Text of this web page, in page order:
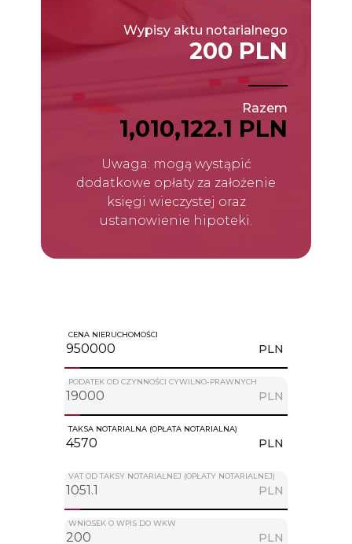
Wypisy aktu notarialnego
200 PLN
Razem
1,010,122.1 PLN
Uwaga: mogą wystąpić
dodatkowe opłaty za założenie
księgi wieczystej oraz
ustanowienie hipoteki.
CENA NIERUCHOMOŚCI
PLN
PODATEK OD CZYNNOŚCI CYWILNO-PRAWNYCH
PLN
TAKSA NOTARIALNA (OPŁATA NOTARIALNA)
PLN
VAT OD TAKSY NOTARIALNEJ (OPŁATY NOTARIALNEJ)
PLN
WNIOSEK O WPIS DO WKW
PLN